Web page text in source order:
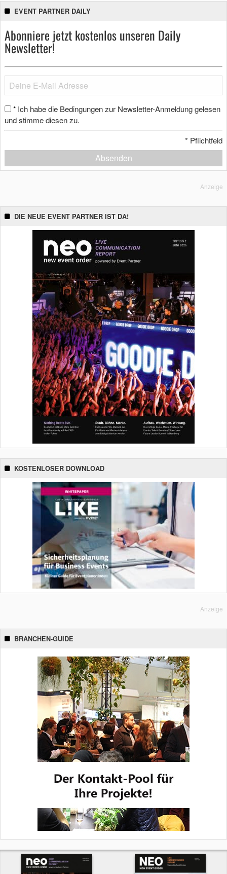
EVENT PARTNER DAILY
Abonniere jetzt kostenlos unseren Daily
Newsletter!
* Ich habe die Bedingungen zur Newsletter-Anmeldung gelesen
und stimme diesen zu.
* Pflichtfeld
Absenden
Anzeige
DIE NEUE EVENT PARTNER IST DA!
KOSTENLOSER DOWNLOAD
Anzeige
BRANCHEN-GUIDE